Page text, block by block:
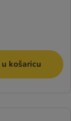
košaricu